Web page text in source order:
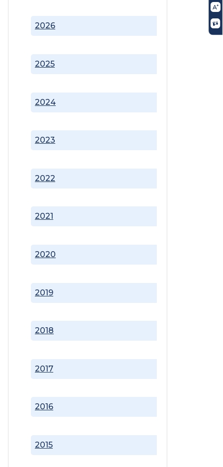
2015
2016
2017
2018
2019
2020
2021
2022
2023
2024
2025
2026